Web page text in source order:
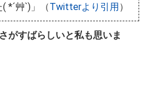
*´艸`)」（Twitterより引用）
がすばらしいと私も思いま